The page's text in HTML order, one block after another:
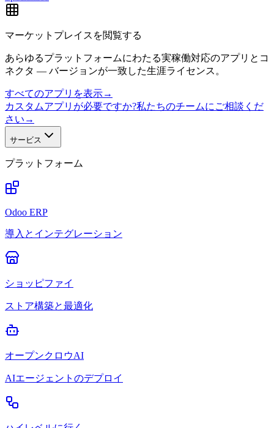
マーケットプレイスを閲覧する
あらゆるプラットフォームにわたる実稼働対応のアプリとコ
ネクタ — バージョンが一致した生涯ライセンス。
すべてのアプリを表示→
カスタムアプリが必要ですか?私たちのチームにご相談くだ
さい →
サービス
プラットフォーム
Odoo ERP
導入とインテグレーション
ショッピファイ
ストア構築と最適化
オープンクロウAI
AIエージェントのデプロイ